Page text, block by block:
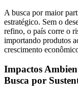
A busca por maior
estratégico. Sem o
refino, o país corre o
importando produtos
crescimento
Impactos
Busca por